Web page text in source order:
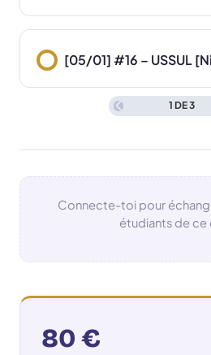
[05/01] #16 – USSUL
1 DE 3
Connecte-toi pour
étudiants de ce
80 €